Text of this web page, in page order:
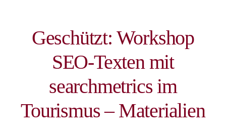
Geschützt: Workshop
SEO-Texten mit
searchmetrics im
Tourismus – Materialien